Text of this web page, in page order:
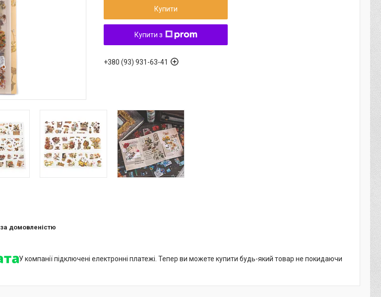
Купити
Купити з
+380 (93) 931-63-41
за домовленістю
У компанії підключені електронні платежі. Тепер ви можете купити будь-який товар не покидаючи